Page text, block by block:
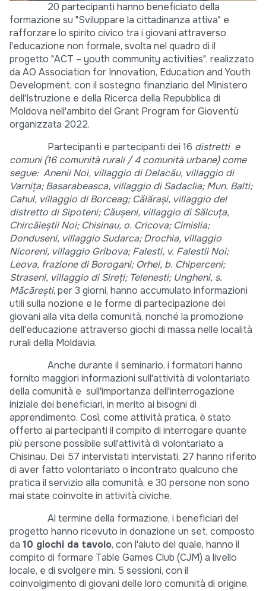
20 partecipanti hanno beneficiato della
formazione su "Sviluppare la cittadinanza attiva" e
rafforzare lo spirito civico tra i giovani attraverso
l'educazione non formale, svolta nel quadro di il
progetto "ACT – youth community activities", realizzato
da AO Association for Innovation, Education and Youth
Development, con il sostegno finanziario del Ministero
dell'Istruzione e della Ricerca della Repubblica di
Moldova nell'ambito del Grant Program for Gioventù
organizzata 2022.
Partecipanti e partecipanti dei 16 distretti e
comuni (16 comunità rurali / 4 comunità urbane) come
segue: Anenii Noi, villaggio di Delacău, villaggio di
Varnița; Basarabeasca, villaggio di Sadaclia; Mun. Balti;
Cahul, villaggio di Borceag; Călăraşi, villaggio del
distretto di Sipoteni; Căuşeni, villaggio di Sălcuţa,
Chircăieştii Noi; Chisinau, o. Cricova; Cimislia;
Donduseni, villaggio Sudarca; Drochia, villaggio
Nicoreni, villaggio Gribova; Falesti, v. Falestii Noi;
Leova, frazione di Borogani; Orhei, b. Chiperceni;
Straseni, villaggio di Sireţi; Telenesti; Ungheni, s.
Măcărești, per 3 giorni, hanno accumulato informazioni
utili sulla nozione e le forme di partecipazione dei
giovani alla vita della comunità, nonché la promozione
dell'educazione attraverso giochi di massa nelle località
rurali della Moldavia.
Anche durante il seminario, i formatori hanno
fornito maggiori informazioni sull'attività di volontariato
della comunità e sull'importanza dell'interrogazione
iniziale dei beneficiari, in merito ai bisogni di
apprendimento. Così, come attività pratica, è stato
offerto ai partecipanti il compito di interrogare quante
più persone possibile sull'attività di volontariato a
Chisinau. Dei 57 intervistati intervistati, 27 hanno riferito
di aver fatto volontariato o incontrato qualcuno che
pratica il servizio alla comunità, e 30 persone non sono
mai state coinvolte in attività civiche.
Al termine della formazione, i beneficiari del
progetto hanno ricevuto in donazione un set, composto
da 10 giochi da tavolo, con l'aiuto del quale, hanno il
compito di formare Table Games Club (CJM) a livello
locale, e di svolgere min. 5 sessioni, con il
coinvolgimento di giovani delle loro comunità di origine.